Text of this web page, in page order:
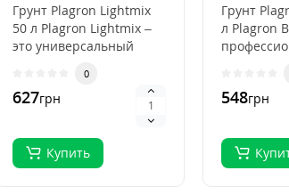
Грунт Plagron Lightmix
50 л Plagron Lightmix –
это универсальный
выращивания..
0
627грн
Купить
Грунт
л Plagron
выращива..
548грн